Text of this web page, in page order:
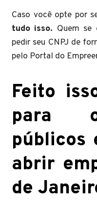
Caso você opte por
tudo isso. Quem se
pedir seu CNPJ de
pelo Portal do
Feito
para
públicos
abrir
de